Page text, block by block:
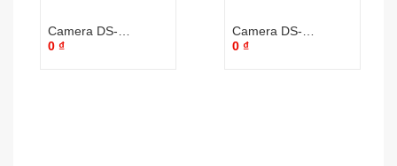
Camera DS-
2CD2T35FWD-I8
0 ₫
Camera DS-
2CD2010F-I
0 ₫